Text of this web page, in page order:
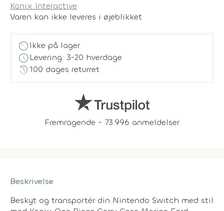
Konix Interactive
Varen kan ikke leveres i øjeblikket
block Ikke på lager
scheduleLevering: 3-20 hverdage
history100 dages returret
Fremragende - 73.996 anmeldelser
Beskrivelse
Beskyt og transportér din Nintendo Switch med stil